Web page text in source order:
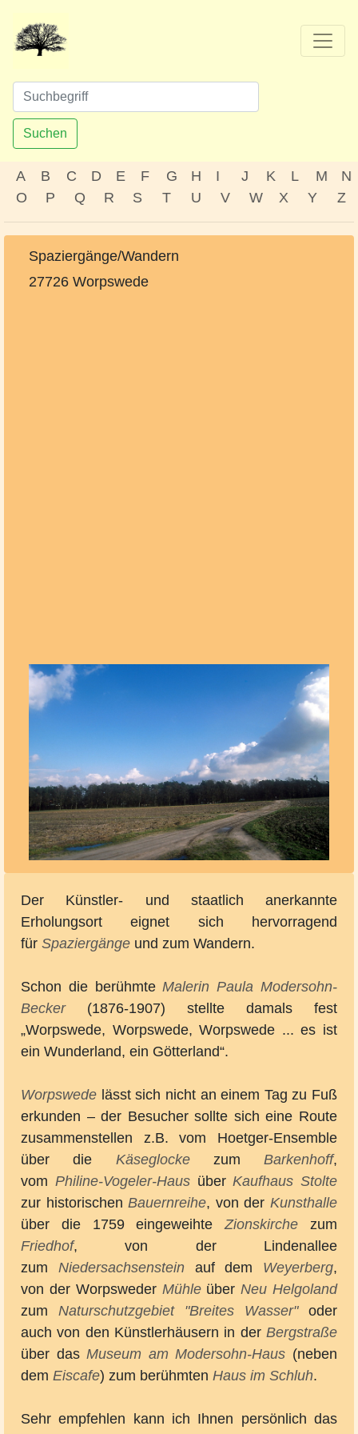
Suchen
A B C D E F G H I J K L M
N
O
P Q R S T U V W X Y Z
Spaziergänge/Wandern
27726 Worpswede
Der Künstler- und staatlich anerkannte
Erholungsort eignet sich hervorragend
für Spaziergänge und zum Wandern.
Schon die berühmteMalerin Paula Modersohn-
Becker(1876-1907) stellte damals fest
„Worpswede, Worpswede, Worpswede ... es ist
ein Wunderland, ein Götterland“.
Worpswede lässt sich nicht an einem Tag zu Fuß
erkunden – der Besucher sollte sich eine Route
zusammenstellen z.B. vom Hoetger-Ensemble
über die Käseglockezum Barkenhoff,
vom Philine-Vogeler-HausüberKaufhaus Stolte
zur historischenBauernreihe, von derKunsthalle
über die 1759 eingeweihteZionskirche zum
Friedhof, von der Lindenallee
zum Niedersachsensteinauf dem Weyerberg,
von der Worpsweder MühleüberNeu Helgoland
zum Naturschutzgebiet "Breites Wasser"oder
auch von den Künstlerhäusern in der Bergstraße
über dasMuseum am Modersohn-Haus (neben
dem Eiscafe) zum berühmten Haus im Schluh.
Sehr empfehlen kann ich Ihnen persönlich das